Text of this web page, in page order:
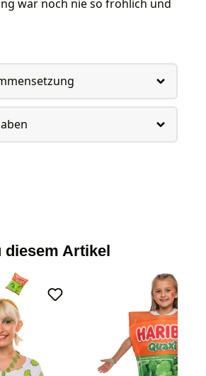
war noch nie so fröhlich und
diesem Artikel